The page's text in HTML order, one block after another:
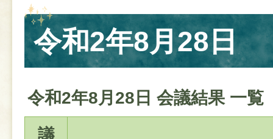
令和2年8月28日
令和2年8月28日 会議結果 一覧
議